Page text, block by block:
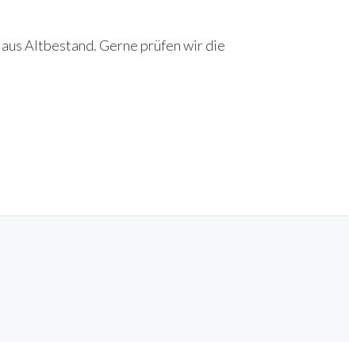
aus Altbestand. Gerne prüfen wir die